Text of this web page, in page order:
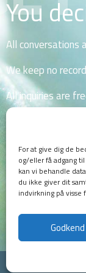
For at give dig de
og/eller få adgang
kan vi behandle
du ikke giver dit
indvirkning på visse
Godkend
You
All conversations
We keep no
All inquiries are
We have no
Copyright © 2019